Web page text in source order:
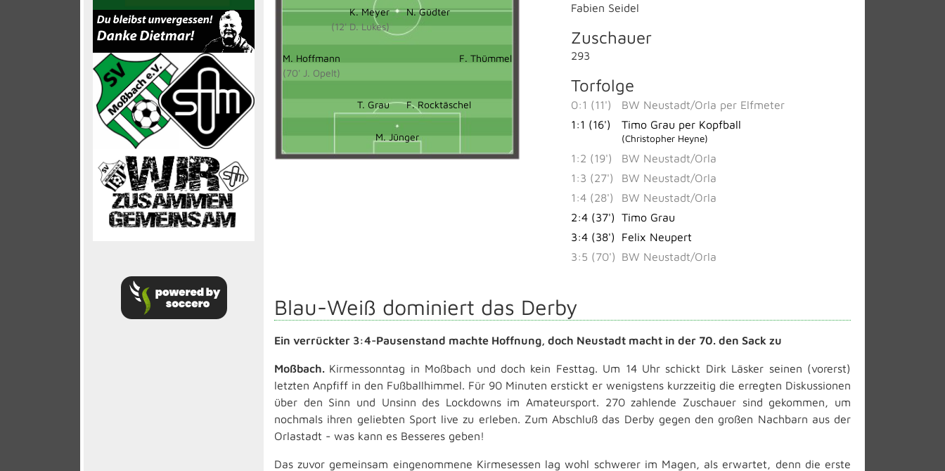
K. Meyer
(12' D. Lukes)
N. Güdter
M. Hoffmann
(70' J. Opelt)
F. Thümmel
T. Grau F. Rocktäschel
M. Jünger
Fabien Seidel
Zuschauer
293
Torfolge
0:1 (11')
BW Neustadt/Orla per Elfmeter
1:1 (16')
Timo Grau per Kopfball
(Christopher Heyne)
1:2 (19')
BW Neustadt/Orla
1:3 (27')
BW Neustadt/Orla
1:4 (28')
BW Neustadt/Orla
2:4 (37')
Timo Grau
3:4 (38')
Felix Neupert
3:5 (70')
BW Neustadt/Orla
Blau-Weiß dominiert das Derby
Ein verrückter 3:4-Pausenstand machte Hoffnung, doch Neustadt macht in der 70. den Sack zu
Moßbach. Kirmessonntag in Moßbach und doch kein Festtag. Um 14 Uhr schickt Dirk Läsker seinen (vorerst)
letzten Anpfiff in den Fußballhimmel. Für 90 Minuten erstickt er wenigstens kurzzeitig die erregten Diskussionen
über den Sinn und Unsinn des Lockdowns im Amateursport. 270 zahlende Zuschauer sind gekommen, um
nochmals ihren geliebten Sport live zu erleben. Zum Abschluß das Derby gegen den großen Nachbarn aus der
Orlastadt - was kann es Besseres geben!
Das zuvor gemeinsam eingenommene Kirmesessen lag wohl schwerer im Magen, als erwartet, denn die erste